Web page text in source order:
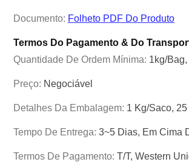
Documento: Folheto PDF Do Produto
Termos Do Pagamento & Do
Quantidade De Ordem Mínima: 1kg/bag,
Preço: Negociável
Detalhes Da Embalagem: 1 Kg/saco,
Tempo De Entrega: 3~5 Dias, Em Cima
Termos De Pagamento: T/T, Western